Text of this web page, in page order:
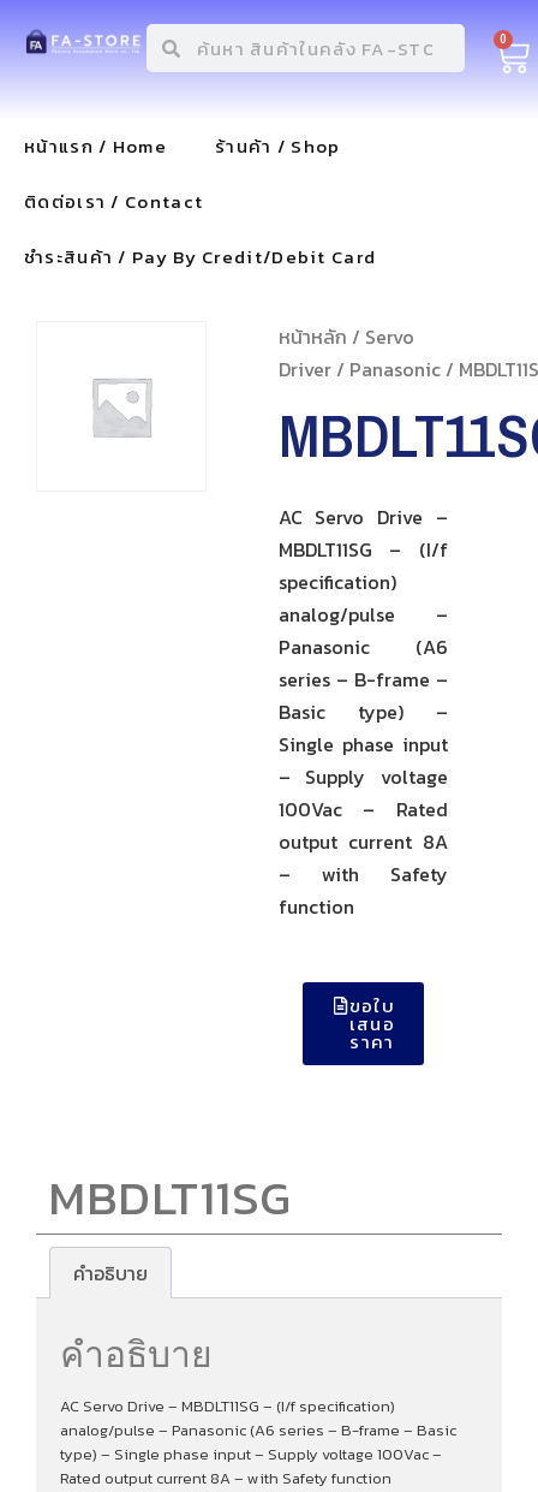
0
หน้าแรก / Home
ร้านค้า / Shop
ติดต่อเรา / Contact
ชำระสินค้า / Pay By Credit/Debit Card
หน้าหลัก / Servo
Driver/ Panasonic/
AC Servo Drive –
MBDLT11SG – (I/f
specification)
analog/pulse –
Panasonic (A6
series – B-frame –
Basic type) –
Single phase input
– Supply voltage
100Vac – Rated
output current 8A
– with Safety
function
ขอใบ
เสนอ
ราคา
MBDLT11SG
คำอธิบาย
คำอธิบาย
AC Servo Drive – MBDLT11SG – (I/f specification)
analog/pulse – Panasonic (A6 series – B-frame – Basic
type) – Single phase input – Supply voltage 100Vac –
Rated output current 8A – with Safety function